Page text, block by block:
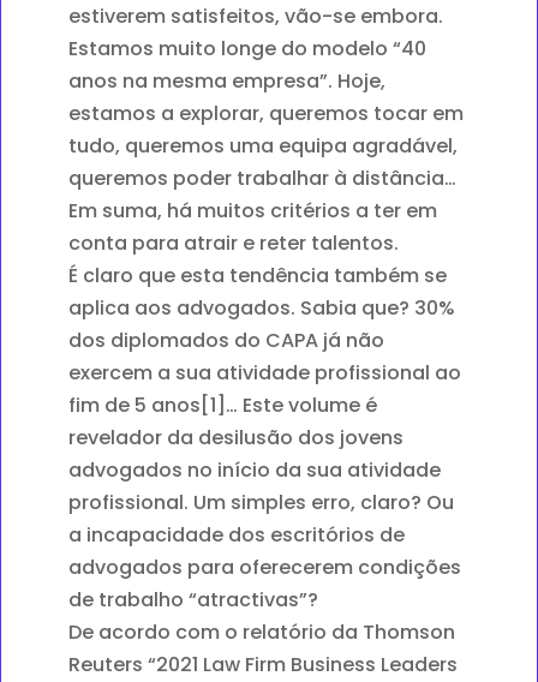
estiverem satisfeitos, vão-se embora.
Estamos muito longe do modelo “40
anos na mesma empresa”. Hoje,
estamos a explorar, queremos tocar em
tudo, queremos uma equipa agradável,
queremos poder trabalhar à distância…
Em suma, há muitos critérios a ter em
conta para atrair e reter talentos.
É claro que esta tendência também se
aplica aos advogados. Sabia que? 30%
dos diplomados do CAPA já não
exercem a sua atividade profissional ao
fim de 5 anos[1]… Este volume é
revelador da desilusão dos jovens
advogados no início da sua atividade
profissional. Um simples erro, claro? Ou
a incapacidade dos escritórios de
advogados para oferecerem condições
de trabalho “atractivas”?
De acordo com o relatório da Thomson
Reuters “2021 Law Firm Business Leaders